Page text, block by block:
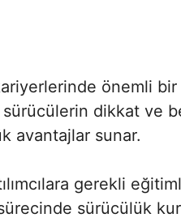
önemli bir
dikkat ve
avantajlar sunar.
gerekli
sürücülük